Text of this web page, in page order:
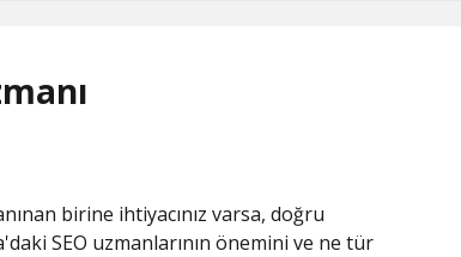
TAKIPÇI HILESI
KASMA PARASIZ
birine ihtiyacınız varsa, doğru
SEO uzmanlarının önemini ve ne tür